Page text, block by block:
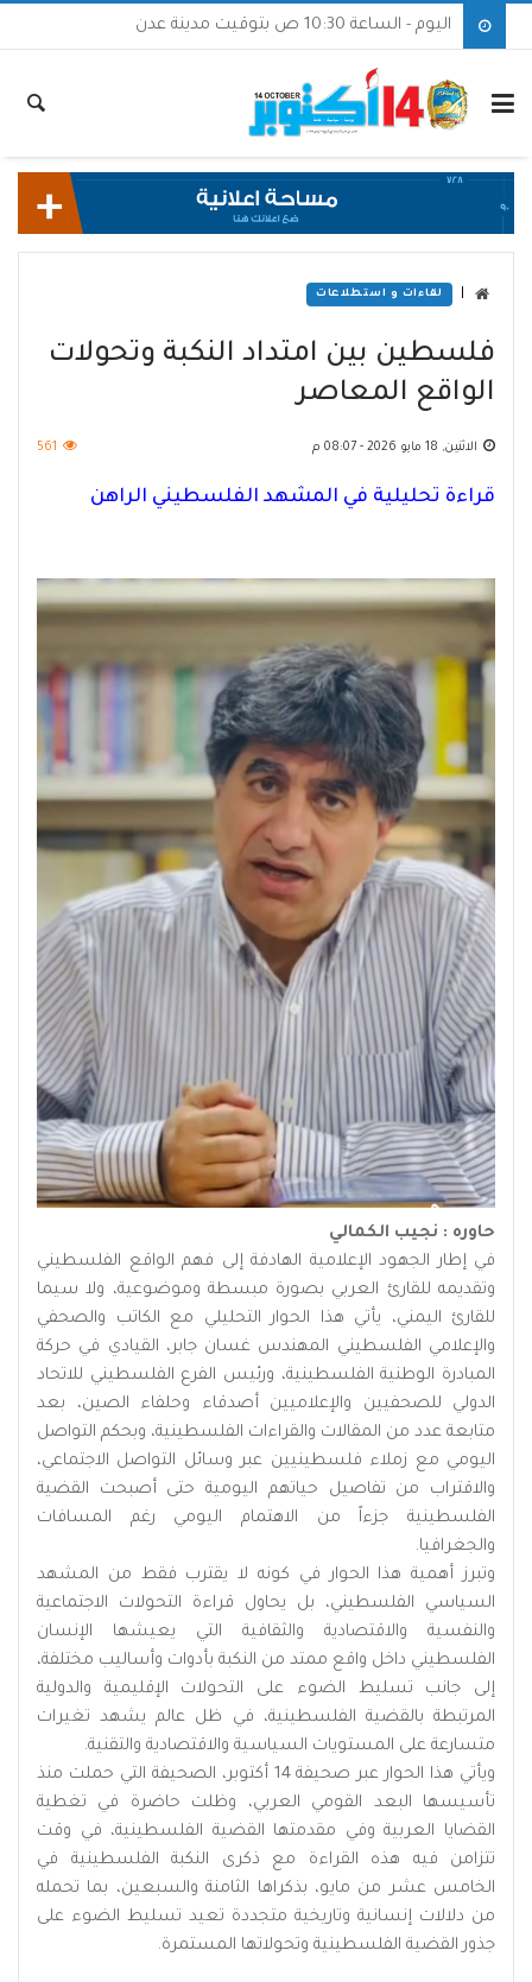
اليوم - الساعة 10:30 ص بتوقيت مدينة عدن
لقاءات و استطلاعات
فلسطين بين امتداد النكبة وتحولات
الواقع المعاصر
الاثنين, 18 مايو 2026 - 08:07 م 561
قراءة تحليلية في المشهد الفلسطيني الراهن
حاوره : نجيب الكمالي
في إطار الجهود الإعلامية الهادفة إلى فهم الواقع الفلسطيني
وتقديمه للقارئ العربي بصورة مبسطة وموضوعية، ولا سيما
للقارئ اليمني، يأتي هذا الحوار التحليلي مع الكاتب والصحفي
والإعلامي الفلسطيني المهندس غسان جابر، القيادي في حركة
المبادرة الوطنية الفلسطينية، ورئيس الفرع الفلسطيني للاتحاد
الدولي للصحفيين والإعلاميين أصدقاء وحلفاء الصين، بعد
متابعة عدد من المقالات والقراءات الفلسطينية، وبحكم التواصل
اليومي مع زملاء فلسطينيين عبر وسائل التواصل الاجتماعي،
والاقتراب من تفاصيل حياتهم اليومية حتى أصبحت القضية
الفلسطينية جزءاً من الاهتمام اليومي رغم المسافات
والجغرافيا.
وتبرز أهمية هذا الحوار في كونه لا يقترب فقط من المشهد
السياسي الفلسطيني، بل يحاول قراءة التحولات الاجتماعية
والنفسية والاقتصادية والثقافية التي يعيشها الإنسان
الفلسطيني داخل واقع ممتد من النكبة بأدوات وأساليب مختلفة،
إلى جانب تسليط الضوء على التحولات الإقليمية والدولية
المرتبطة بالقضية الفلسطينية، في ظل عالم يشهد تغيرات
متسارعة على المستويات السياسية والاقتصادية والتقنية.
ويأتي هذا الحوار عبر صحيفة 14 أكتوبر، الصحيفة التي حملت منذ
تأسيسها البعد القومي العربي، وظلت حاضرة في تغطية
القضايا العربية وفي مقدمتها القضية الفلسطينية، في وقت
تتزامن فيه هذه القراءة مع ذكرى النكبة الفلسطينية في
الخامس عشر من مايو، بذكراها الثامنة والسبعين، بما تحمله
من دلالات إنسانية وتاريخية متجددة تعيد تسليط الضوء على
جذور القضية الفلسطينية وتحولاتها المستمرة.